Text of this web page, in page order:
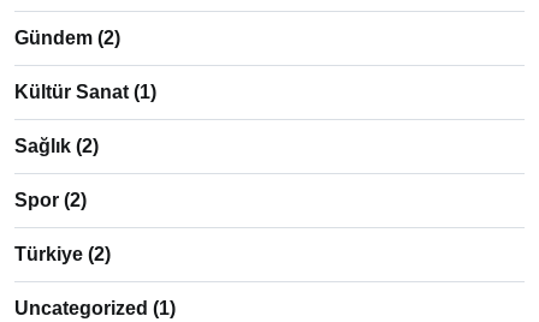
Gündem (2)
Kültür Sanat (1)
Sağlık (2)
Spor (2)
Türkiye (2)
Uncategorized (1)